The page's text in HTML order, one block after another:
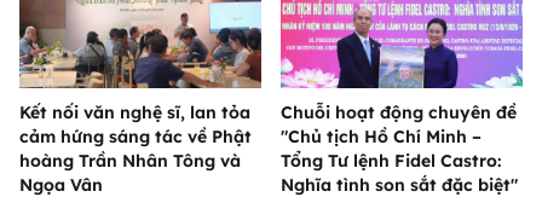
Kết nối văn nghệ sĩ, lan tỏa
cảm hứng sáng tác về Phật
hoàng Trần Nhân Tông và
Ngọa Vân
Chuỗi hoạt động chuyên đề
"Chủ tịch Hồ Chí Minh –
Tổng Tư lệnh Fidel Castro:
Nghĩa tình son sắt đặc biệt"